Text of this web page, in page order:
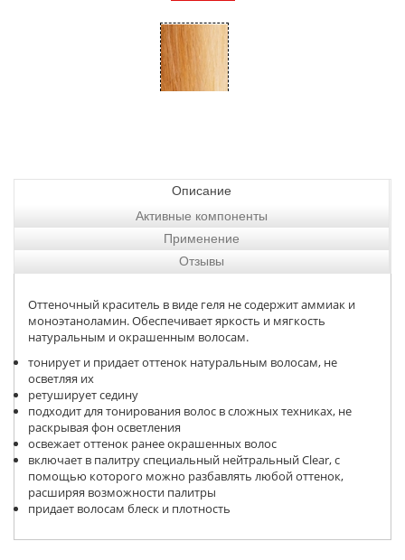
Описание
Активные компоненты
Применение
Отзывы
Оттеночный краситель в виде геля не содержит аммиак и
моноэтаноламин. Обеспечивает яркость и мягкость
натуральным и окрашенным волосам.
тонирует и придает оттенок натуральным волосам, не
осветляя их
ретуширует седину
подходит для тонирования волос в сложных техниках, не
раскрывая фон осветления
освежает оттенок ранее окрашенных волос
включает в палитру специальный нейтральныйClear, с
помощью которого можно разбавлять любой оттенок,
расширяя возможности палитры
придает волосам блеск и плотность